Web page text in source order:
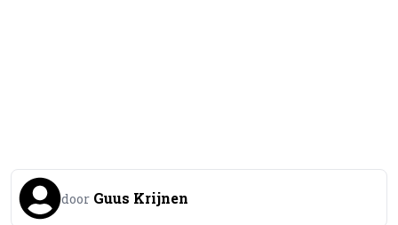
door Guus Krijnen